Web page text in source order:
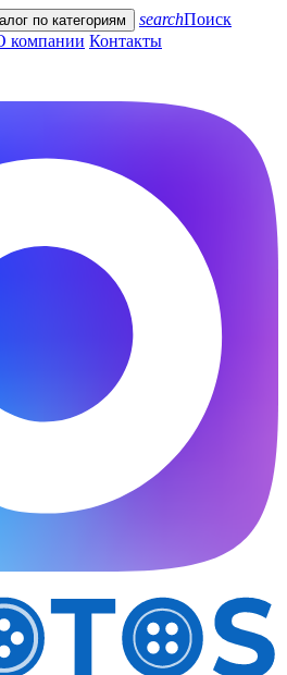
по категориям searchПоиск
компании Контакты